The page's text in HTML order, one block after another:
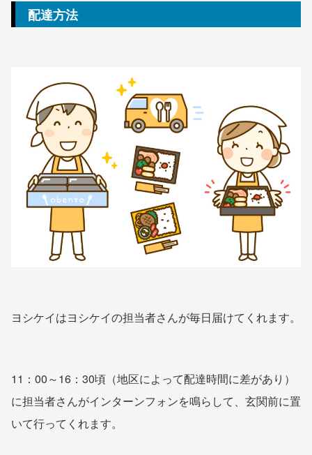
配達方法
ヨシケイはヨシケイの担当者さんが毎日届けてくれます。
11：00～16：30頃（地区によって配達時間に差があり）
に担当者さんがインターンフォンを鳴らして、玄関前に置
いて行ってくれます。